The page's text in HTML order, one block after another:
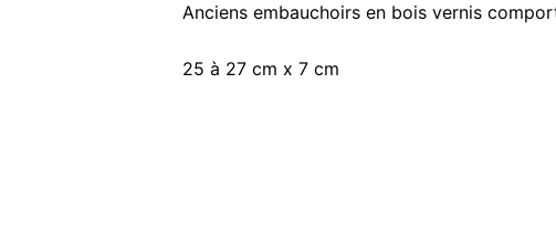
Anciens embauchoirs en bois vernis
25 à 27 cm x 7 cm